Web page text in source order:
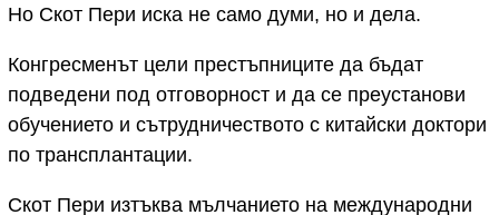
Но Скот Пери иска не само думи, но и дела.
Конгресменът цели престъпниците да бъдат
подведени под отговорност и да се преустанови
обучението и сътрудничеството с китайски доктори
по трансплантации.
Скот Пери изтъква мълчанието на международни